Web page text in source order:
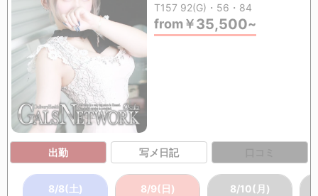
T157 92(G)・56・84
from￥35,500~
出勤 写メ日記
8/8(土) 8/9(日) 8/10(月)